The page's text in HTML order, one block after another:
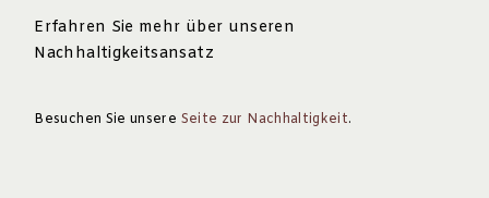
Erfahren Sie mehr über unseren
Nachhaltigkeitsansatz
Besuchen Sie unsere Seite zur Nachhaltigkeit.